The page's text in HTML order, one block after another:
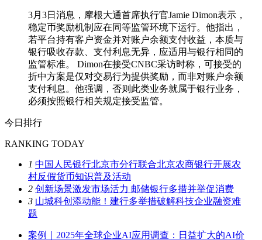
3月3日消息，摩根大通首席执行官Jamie Dimon表示，
稳定币奖励机制应在同等监管环境下运行。他指出，
若平台持有客户资金并对账户余额支付收益，本质与
银行吸收存款、支付利息无异，应适用与银行相同的
监管标准。 Dimon在接受CNBC采访时称，可接受的
折中方案是仅对交易行为提供奖励，而非对账户余额
支付利息。他强调，否则此类业务就属于银行业务，
必须按照银行相关规定接受监管。
今日排行
RANKING TODAY
1 中国人民银行北京市分行联合北京农商银行开展农
村反假货币知识普及活动
2 创新场景激发市场活力 邮储银行多措并举促消费
3 山城科创添动能！建行多举措破解科技企业融资难
题
案例｜2025年全球企业AI应用调查：日益扩大的AI价